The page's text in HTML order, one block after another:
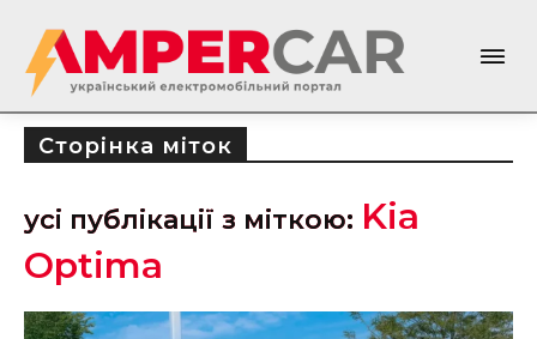
Сторінка міток
усі публікації з міткою: Kia
Optima